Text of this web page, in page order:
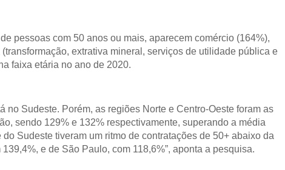
pessoas com 50 anos ou mais, aparecem comércio (164%),
extrativa mineral, serviços de utilidade pública e
faixa etária no ano de 2020.
no Sudeste. Porém, as regiões Norte e Centro-Oeste foram as
sendo 129% e 132% respectivamente, superando a média
Sudeste tiveram um ritmo de contratações de 50+ abaixo da
e de São Paulo, com 118,6%”, aponta a pesquisa.